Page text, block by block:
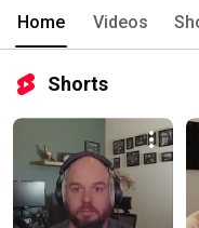
Home Videos
Shorts